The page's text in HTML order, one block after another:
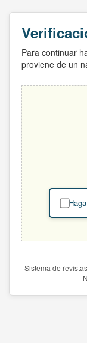
Para continuar
proviene de un
Sistema de